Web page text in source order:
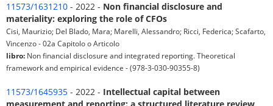
11573/1631210 - 2022 - Non financial disclosure and
materiality: exploring the role of CFOs
Cisi, Maurizio; Del Blado, Mara; Marelli, Alessandro; Ricci, Federica; Scafarto,
Vincenzo - 02a Capitolo o Articolo
libro: Non financial disclosure and integrated reporting. Theoretical
framework and empirical evidence - (978-3-030-90355-8)
11573/1645935 - 2022 - Intellectual capital between